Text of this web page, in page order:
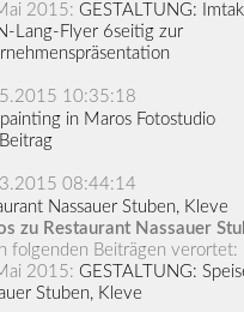
2015: GESTALTUNG:
Lang-Flyer 6seitig zur
10:35:18
in Maros Fotostudio
08:44:14
Nassauer Stuben, Kleve
zu Restaurant Nassauer
folgenden Beiträgen verortet:
2015: GESTALTUNG:
Stuben, Kleve